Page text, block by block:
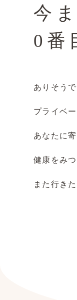
今
0番
ありそう
プライベ
あなたに
健康をみ
また行き